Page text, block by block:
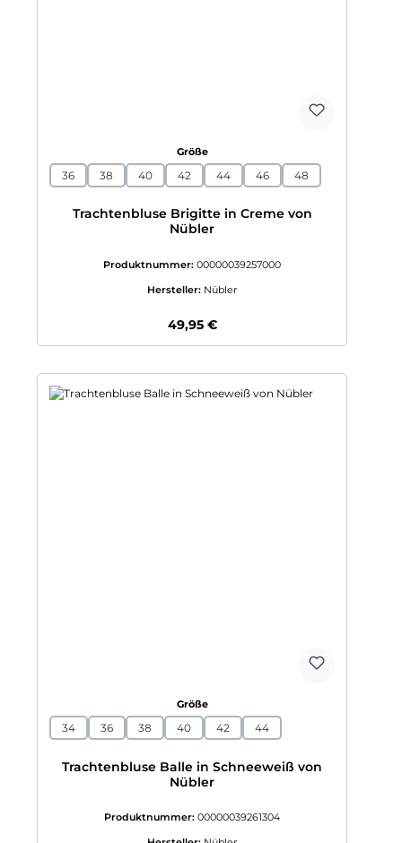
Größeauswählen
36 38 40 42 44 46 48
Trachtenbluse Brigitte in Creme von
Nübler
Produktnummer: 00000039257000
Hersteller: Nübler
Regulärer Preis:
49,95 €
Größeauswählen
34 36 38 40 42 44
Trachtenbluse Balle in Schneeweiß von
Nübler
Produktnummer: 00000039261304